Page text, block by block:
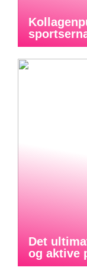
Det
og aktive